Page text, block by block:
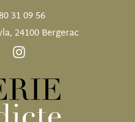
31 09 56‬
24100 Bergerac